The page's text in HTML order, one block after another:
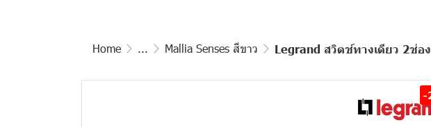
Home ... Mallia Senses สีขาว Legrand สวิตช์ทางเดียว 2ช่อง
-